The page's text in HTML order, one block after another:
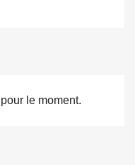
le moment.